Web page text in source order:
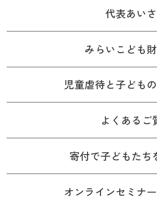
代表あい
みらいこども
児童虐待と子ども
よくあるご
寄付で子どもたち
オンラインセミナ